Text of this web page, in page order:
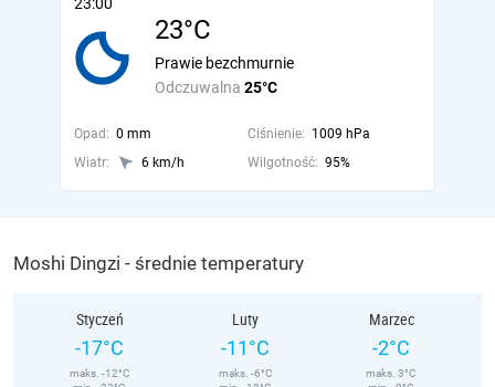
23°C
Odczuwalna 25°C
Prawie bezchmurnie
Opad: 0 mm Ciśnienie: 1009 hPa
Wiatr:
6 km/h Wilgotność: 95%
Moshi Dingzi - średnie temperatury
Styczeń
-17°C
maks. -12°C
Luty
-11°C
maks. -6°C
Marzec
-2°C
maks. 3°C